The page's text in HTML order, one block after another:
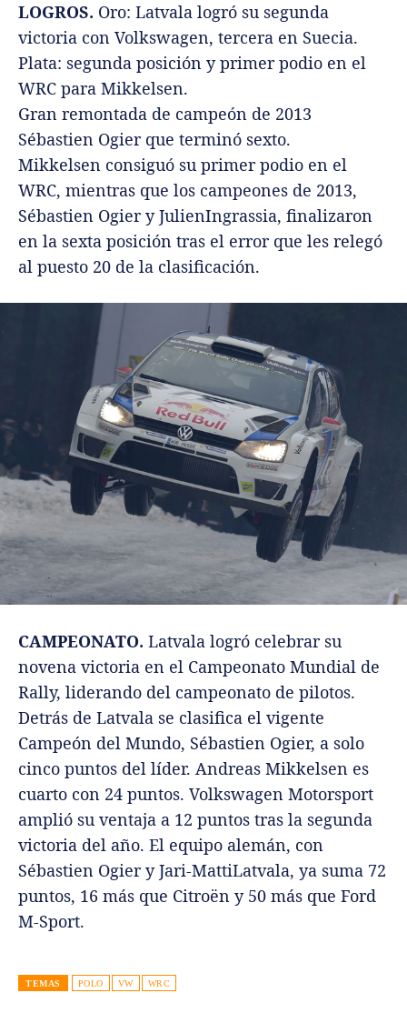
LOGROS. Oro: Latvala logró su segunda
victoria con Volkswagen, tercera en Suecia.
Plata: segunda posición y primer podio en el
WRC para Mikkelsen.
Gran remontada de campeón de 2013
Sébastien Ogier que terminó sexto.
Mikkelsen consiguó su primer podio en el
WRC, mientras que los campeones de 2013,
Sébastien Ogier y JulienIngrassia, finalizaron
en la sexta posición tras el error que les relegó
al puesto 20 de la clasificación.
CAMPEONATO. Latvala logró celebrar su
novena victoria en el Campeonato Mundial de
Rally, liderando del campeonato de pilotos.
Detrás de Latvala se clasifica el vigente
Campeón del Mundo, Sébastien Ogier, a solo
cinco puntos del líder. Andreas Mikkelsen es
cuarto con 24 puntos. Volkswagen Motorsport
amplió su ventaja a 12 puntos tras la segunda
victoria del año. El equipo alemán, con
Sébastien Ogier y Jari-MattiLatvala, ya suma 72
puntos, 16 más que Citroën y 50 más que Ford
M-Sport.
TEMAS POLO VW WRC